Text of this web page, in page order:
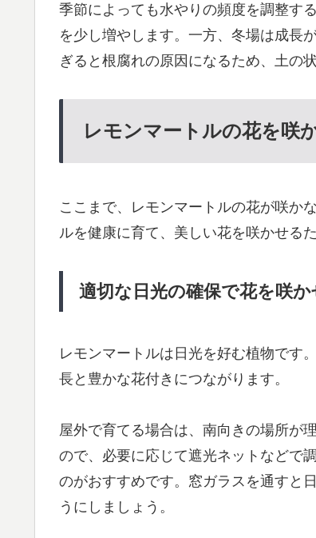
季節によっても水やりの頻度を調整す
を少し増やします。一方、冬場は成長
ぎると根腐れの原因になるため、土の
レモンマートルの花を咲
ここまで、レモンマートルの花が咲か
ルを健康に育て、美しい花を咲かせる
適切な日光の確保で花を咲か
レモンマートルは日光を好む植物です
長と豊かな花付きにつながります。
屋外で育てる場合は、南向きの場所が
ので、必要に応じて遮光ネットなどで
のがおすすめです。窓ガラスを通すと
うにしましょう。